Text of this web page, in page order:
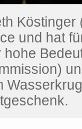
Köstinger
und hat